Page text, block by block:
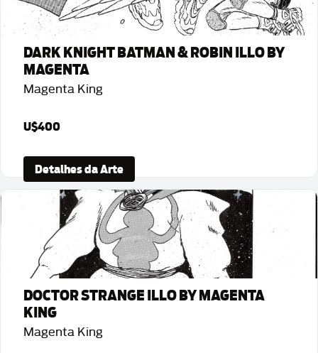
DARK KNIGHT BATMAN & ROBIN ILLO BY
MAGENTA
Magenta King
U$400
Detalhes da Arte
DOCTOR STRANGE ILLO BY MAGENTA
KING
Magenta King